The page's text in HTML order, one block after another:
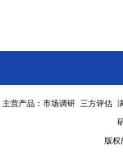
主营产品：市场调研 三方评估
版权